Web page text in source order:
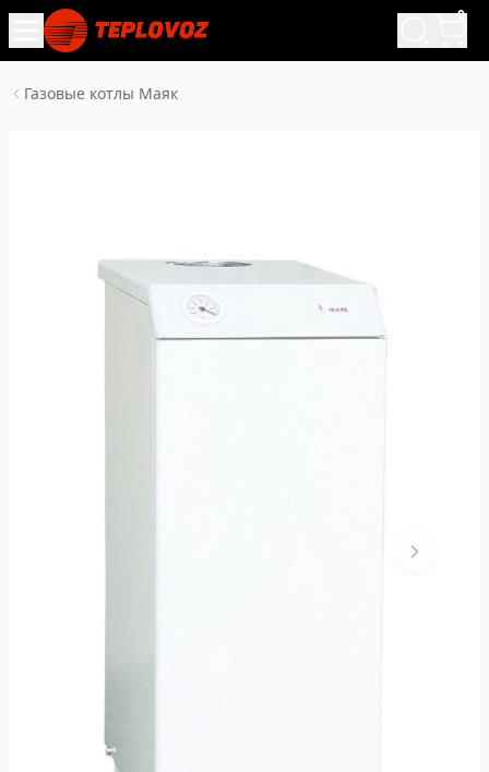
0
Газовые котлы Маяк